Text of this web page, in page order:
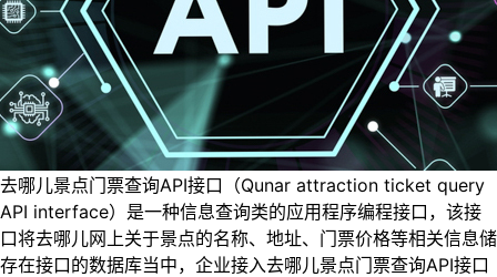
去哪儿景点门票查询API接口（Qunar attraction ticket query
API interface）是一种信息查询类的应用程序编程接口，该接
口将去哪儿网上关于景点的名称、地址、门票价格等相关信息储
存在接口的数据库当中，企业接入去哪儿景点门票查询API接口